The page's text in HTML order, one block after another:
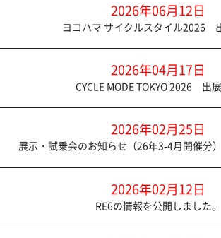
2026年06月12日
ヨコハマ サイクルスタイル2026
2026年04月17日
CYCLE MODE TOKYO 2026 出
2026年02月25日
展示・試乗会のお知らせ（26年3-4月開催分
2026年02月12日
RE6の情報を公開しました。